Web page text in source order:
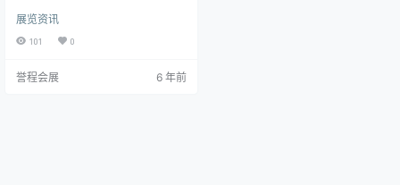
拟领域，为设计交流实验开辟了新
的领域。“透彻的设计”胶囊版，Tort
期，设计也不会停止，而是通过数
展览资讯
101 0
誉程会展 6 年前